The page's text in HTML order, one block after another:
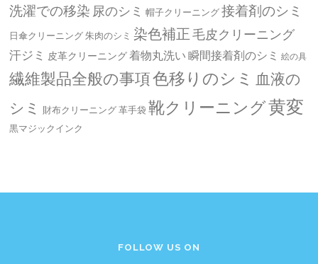
洗濯での移染 尿のシミ 帽子クリーニング接着剤のシミ
日傘クリーニング朱肉のシミ 染色補正毛皮クリーニング
汗ジミ 皮革クリーニング着物丸洗い瞬間接着剤のシミ 絵の具
繊維製品全般の事項色移りのシミ 血液の
シミ
財布クリーニング革手袋 靴クリーニング黄変
黒マジックインク
FOLLOW US ON